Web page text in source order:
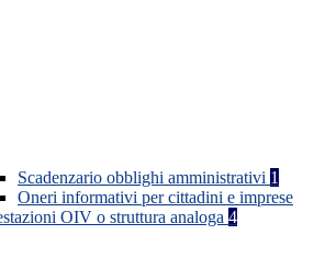
Scadenzario obblighi amministrativi 1
Oneri informativi per cittadini e imprese
OIV o struttura analoga 4